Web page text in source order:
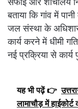
बताया कि गांव में
जल संस्था के
कार्य करने में धीमी
नई प्रक्रिया से
यह भी पढ़ें 👉
लामाचौड़ में